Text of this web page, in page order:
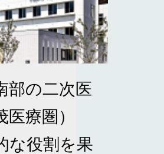
部の二次医
療圏）
な役割を果